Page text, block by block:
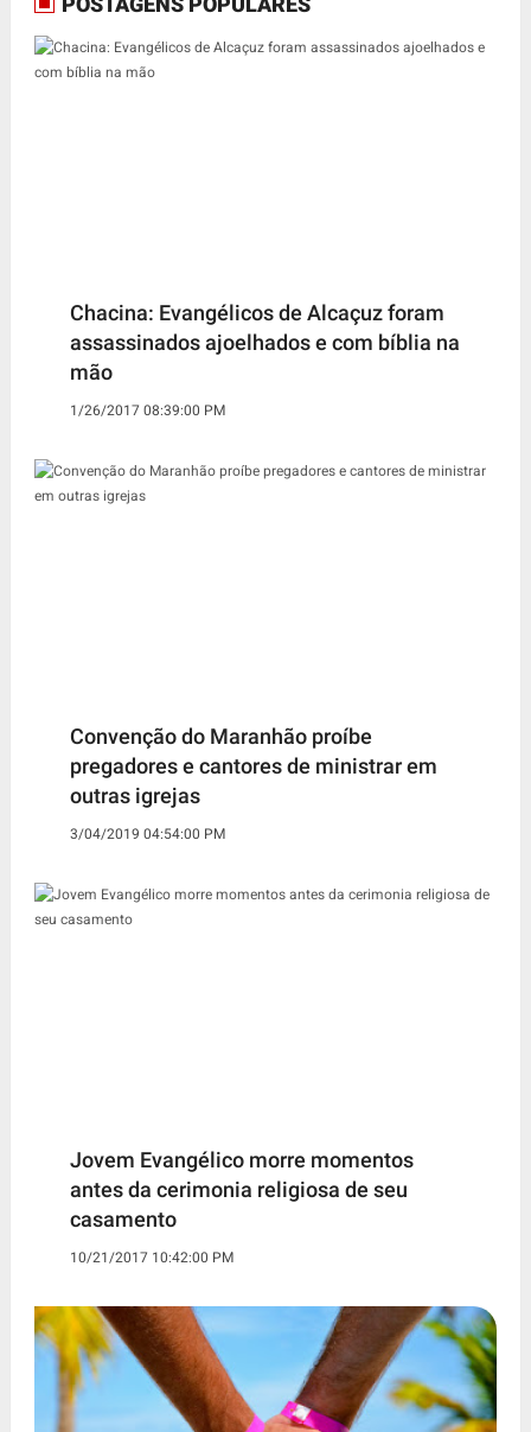
Chacina: Evangélicos de Alcaçuz foram
assassinados ajoelhados e com bíblia na
mão
1/26/2017 08:39:00 PM
Convenção do Maranhão proíbe
pregadores e cantores de ministrar em
outras igrejas
3/04/2019 04:54:00 PM
Jovem Evangélico morre momentos
antes da cerimonia religiosa de seu
casamento
10/21/2017 10:42:00 PM